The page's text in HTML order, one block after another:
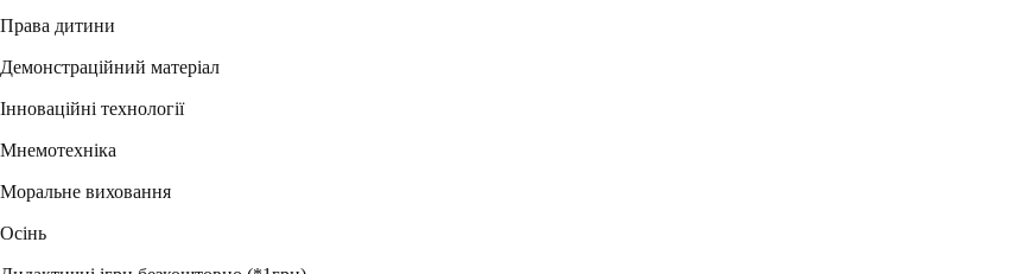
Права дитини
Демонстраційний матеріал
Інноваційні технології
Мнемотехніка
Моральне виховання
Осінь